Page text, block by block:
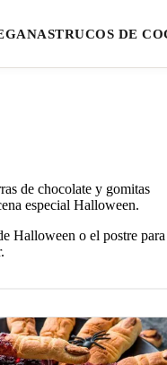
TRUCOS DE
de chocolate y gomitas
especial Halloween.
Halloween o el postre